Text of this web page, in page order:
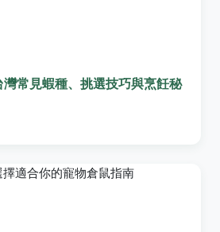
常見蝦種、挑選技巧與烹飪秘